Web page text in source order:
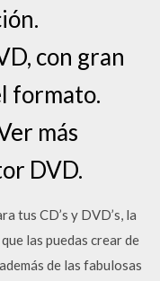
con gran
formato.
más
DVD.
tus CD’s y DVD’s, la
las puedas crear de
de las fabulosas